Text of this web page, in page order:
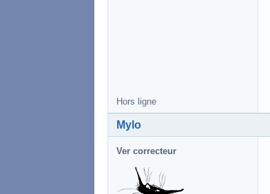
Hors ligne
Mylo
Ver correcteur